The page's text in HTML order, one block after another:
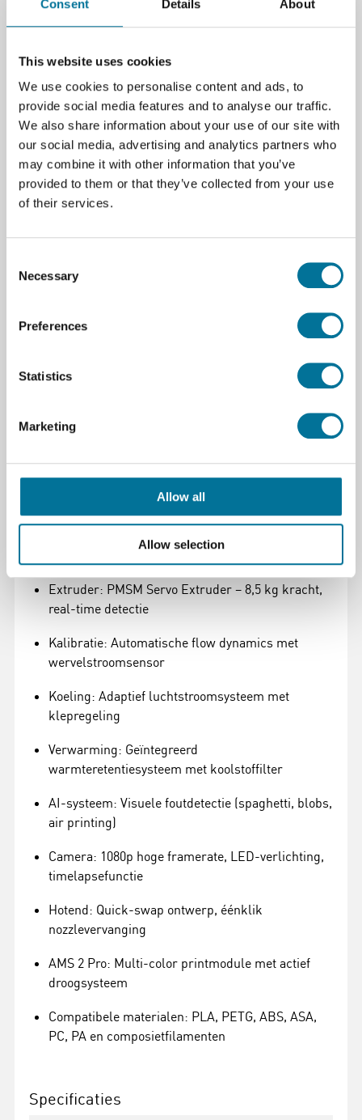
Consent Details About
This website uses cookies
We use cookies to personalise content and ads, to
provide social media features and to analyse our traffic.
We also share information about your use of our site with
our social media, advertising and analytics partners who
may combine it with other information that you’ve
provided to them or that they’ve collected from your use
of their services.
Selection
Necessary
Preferences
Statistics
Marketing
Allow all
Allow selection
droogsysteem. Filamenten blijven perfect
verwarmde opslag, voor optimale
printkwaliteit en kleurwisselingen.
Ideaal voor onderwijs & makerspaces
De Bambu Lab P2S Combo is perfect voor scholen en
labs die willen werken met multimateriaalprints,
Hoe geautomatiseerde kalibratie en AI de
Werken met verschillende filamentsoorten en
digitale fabricage
Touchscreen: 5" HD-display met vernieuwde 2e
Extruder: PMSM Servo Extruder – 8,5 kg kracht,
real-time detectie
Kalibratie: Automatische flow dynamics met
wervelstroomsensor
Koeling: Adaptief luchtstroom­systeem met
klepregeling
Verwarming: Geïntegreerd
warmteretentiesysteem met koolstoffilter
AI-systeem: Visuele foutdetectie (spaghetti, blobs,
air printing)
Camera: 1080p hoge framerate, LED-verlichting,
timelapsefunctie
Hotend: Quick-swap ontwerp, éénklik
nozzlevervanging
AMS 2 Pro: Multi-color printmodule met actief
droogsysteem
Compatibele materialen: PLA, PETG, ABS, ASA,
PC, PA en composietfilamenten
Specificaties